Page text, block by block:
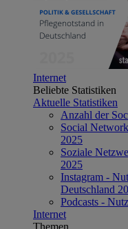
Internet
Beliebte Statistiken
Aktuelle Statistiken
Anzahl der
Social
2025
Soziale
2025
Instagram -
Deutschland
Podcasts -
Internet
Themen